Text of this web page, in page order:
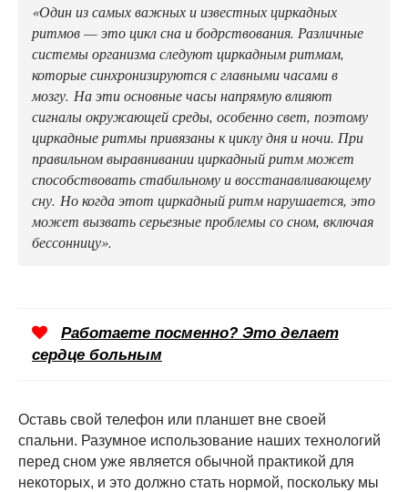
«Один из самых важных и известных циркадных
ритмов — это цикл сна и бодрствования. Различные
системы организма следуют циркадным ритмам,
которые синхронизируются с главными часами в
мозгу. На эти основные часы напрямую влияют
сигналы окружающей среды, особенно свет, поэтому
циркадные ритмы привязаны к циклу дня и ночи. При
правильном выравнивании циркадный ритм может
способствовать стабильному и восстанавливающему
сну. Но когда этот циркадный ритм нарушается, это
может вызвать серьезные проблемы со сном, включая
бессонницу».
Работаете посменно? Это делает
сердце больным
Оставь свой телефон или планшет вне своей
спальни. Разумное использование наших технологий
перед сном уже является обычной практикой для
некоторых, и это должно стать нормой, поскольку мы